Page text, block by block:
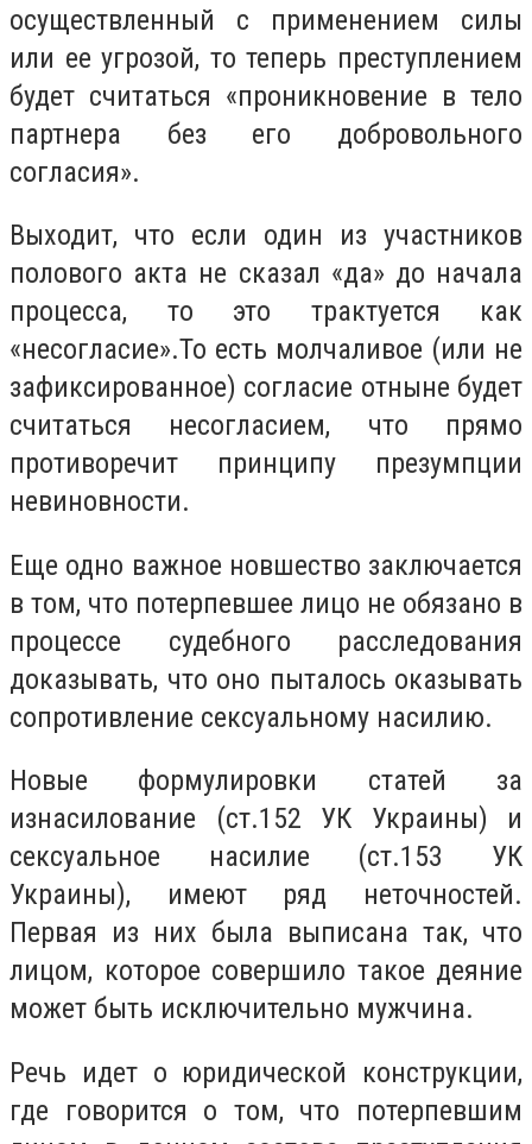
осуществленный с применением силы
или ее угрозой, то теперь преступлением
будет считаться «проникновение в тело
партнера без его добровольного
согласия».
Выходит, что если один из участников
полового акта не сказал «да» до начала
процесса, то это трактуется как
«несогласие».То есть молчаливое (или не
зафиксированное) согласие отныне будет
считаться несогласием, что прямо
противоречит принципу презумпции
невиновности.
Еще одно важное новшество заключается
в том, что потерпевшее лицо не обязано в
процессе судебного расследования
доказывать, что оно пыталось оказывать
сопротивление сексуальному насилию.
Новые формулировки статей за
изнасилование (ст.152 УК Украины) и
сексуальное насилие (ст.153 УК
Украины), имеют ряд неточностей.
Первая из них была выписана так, что
лицом, которое совершило такое деяние
может быть исключительно мужчина.
Речь идет о юридической конструкции,
где говорится о том, что потерпевшим